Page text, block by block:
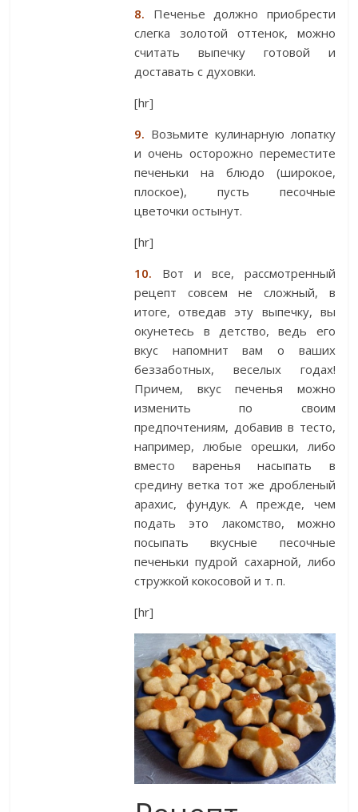
8. Печенье должно приобрести
слегка золотой оттенок, можно
считать выпечку готовой и
доставать с духовки.
[hr]
9. Возьмите кулинарную лопатку
и очень осторожно переместите
печеньки на блюдо (широкое,
плоское), пусть песочные
цветочки остынут.
[hr]
10. Вот и все, рассмотренный
рецепт совсем не сложный, в
итоге, отведав эту выпечку, вы
окунетесь в детство, ведь его
вкус напомнит вам о ваших
беззаботных, веселых годах!
Причем, вкус печенья можно
изменить по своим
предпочтениям, добавив в тесто,
например, любые орешки, либо
вместо варенья насыпать в
средину ветка тот же дробленый
арахис, фундук. А прежде, чем
подать это лакомство, можно
посыпать вкусные песочные
печеньки пудрой сахарной, либо
стружкой кокосовой и т. п.
[hr]